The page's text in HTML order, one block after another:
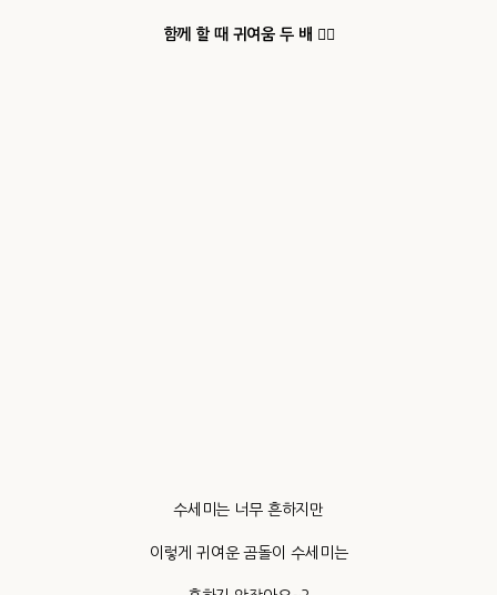
함께 할 때 귀여움 두 배 ✌🏻
수세미는 너무 흔하지만
이렇게 귀여운 곰돌이 수세미는